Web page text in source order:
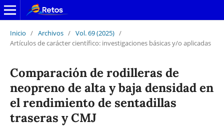
Inicio / Archivos / Vol. 69 (2025) /
Artículos de carácter científico: investigaciones básicas y/o aplicadas
Comparación de rodilleras de
neopreno de alta y baja densidad en
el rendimiento de sentadillas
traseras y CMJ